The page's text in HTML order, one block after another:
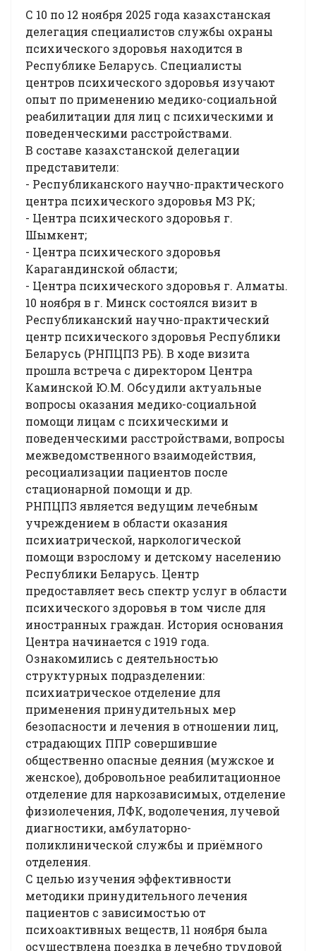
С 10 по 12 ноября 2025 года казахстанская
делегация специалистов службы охраны
психического здоровья находится в
Республике Беларусь. Специалисты
центров психического здоровья изучают
опыт по применению медико-социальной
реабилитации для лиц с психическими и
поведенческими расстройствами.
В составе казахстанской делегации
представители:
- Республиканского научно-практического
центра психического здоровья МЗ РК;
- Центра психического здоровья г.
Шымкент;
- Центра психического здоровья
Карагандинской области;
- Центра психического здоровья г. Алматы.
10 ноября в г. Минск состоялся визит в
Республиканский научно-практический
центр психического здоровья Республики
Беларусь (РНПЦПЗ РБ). В ходе визита
прошла встреча с директором Центра
Каминской Ю.М. Обсудили актуальные
вопросы оказания медико-социальной
помощи лицам с психическими и
поведенческими расстройствами, вопросы
межведомственного взаимодействия,
ресоциализации пациентов после
стационарной помощи и др.
РНПЦПЗ является ведущим лечебным
учреждением в области оказания
психиатрической, наркологической
помощи взрослому и детскому населению
Республики Беларусь. Центр
предоставляет весь спектр услуг в области
психического здоровья в том числе для
иностранных граждан. История основания
Центра начинается с 1919 года.
Ознакомились с деятельностью
структурных подразделении:
психиатрическое отделение для
применения принудительных мер
безопасности и лечения в отношении лиц,
страдающих ППР совершившие
общественно опасные деяния (мужское и
женское), добровольное реабилитационное
отделение для наркозависимых, отделение
физиолечения, ЛФК, водолечения, лучевой
диагностики, амбулаторно-
поликлинической службы и приёмного
отделения.
С целью изучения эффективности
методики принудительного лечения
пациентов с зависимостью от
психоактивных веществ, 11 ноября была
осуществлена поездка в лечебно трудовой